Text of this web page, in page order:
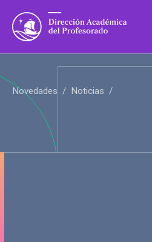
Novedades / Noticias /